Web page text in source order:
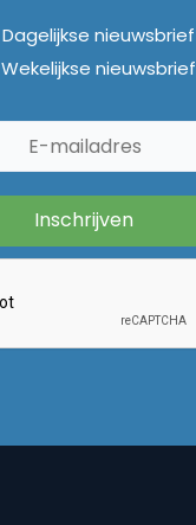
Dagelijkse nieuwsbrief
Wekelijkse nieuwsbrief